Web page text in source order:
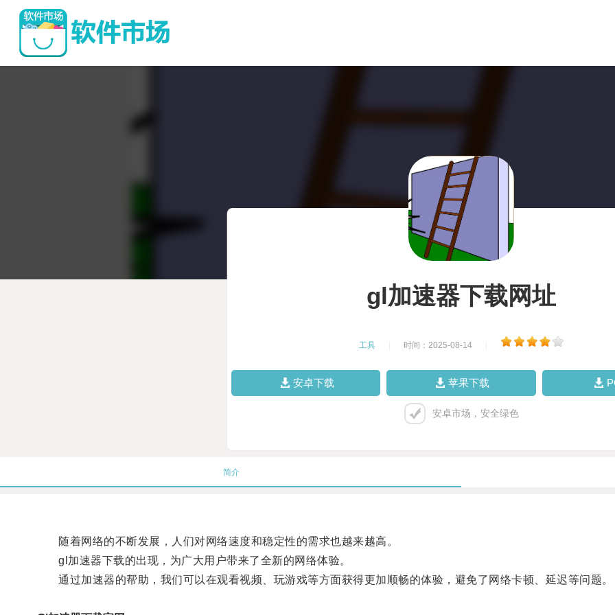
gl加速器下载网址
工具 时间：2025-08-14
安卓下载 苹果下载
安卓市场，安全绿色
简介
随着网络的不断发展，人们对网络速度和稳定性的需求也越来越高。
gl加速器下载的出现，为广大用户带来了全新的网络体验。
通过加速器的帮助，我们可以在观看视频、玩游戏等方面获得更加顺畅的体验，避免了网络卡顿、延迟等问题。